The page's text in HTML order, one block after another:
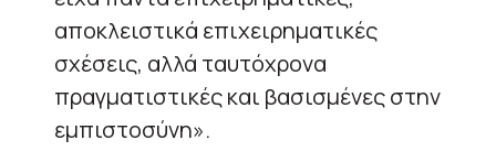
αποκλειστικά επιχειρηματικές
σχέσεις, αλλά ταυτόχρονα
πραγματιστικές και βασισμένες στην
εμπιστοσύνη».